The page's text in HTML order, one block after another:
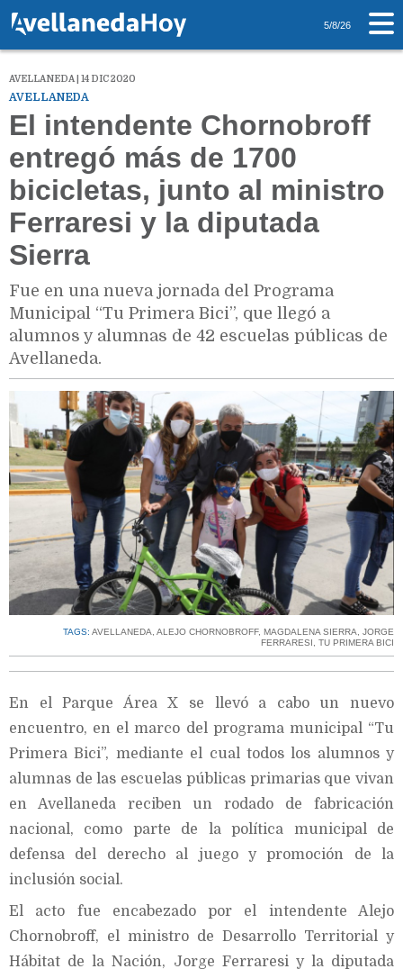
5/8/26
AVELLANEDA | 14 DIC 2020
AVELLANEDA
El intendente Chornobroff
entregó más de 1700
bicicletas, junto al ministro
Ferraresi y la diputada
Sierra
Fue en una nueva jornada del Programa
Municipal “Tu Primera Bici”, que llegó a
alumnos y alumnas de 42 escuelas públicas de
Avellaneda.
TAGS: AVELLANEDA, ALEJO CHORNOBROFF, MAGDALENA SIERRA, JORGE
FERRARESI , TU PRIMERA BICI
En el Parque Área X se llevó a cabo un nuevo
encuentro, en el marco del programa municipal “Tu
Primera Bici”, mediante el cual todos los alumnos y
alumnas de las escuelas públicas primarias que vivan
en Avellaneda reciben un rodado de fabricación
nacional, como parte de la política municipal de
defensa del derecho al juego y promoción de la
inclusión social.
El acto fue encabezado por el intendente Alejo
Chornobroff, el ministro de Desarrollo Territorial y
Hábitat de la Nación, Jorge Ferraresi y la diputada